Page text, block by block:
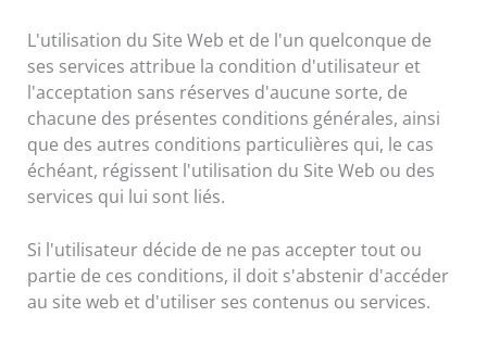
L'utilisation du Site Web et de l'un quelconque de
ses services attribue la condition d'utilisateur et
l'acceptation sans réserves d'aucune sorte, de
chacune des présentes conditions générales, ainsi
que des autres conditions particulières qui, le cas
échéant, régissent l'utilisation du Site Web ou des
services qui lui sont liés.
Si l'utilisateur décide de ne pas accepter tout ou
partie de ces conditions, il doit s'abstenir d'accéder
au site web et d'utiliser ses contenus ou services.